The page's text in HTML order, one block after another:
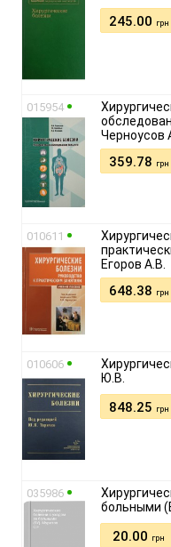
245.00 грн
015954
Черноусов
359.78 грн
010611
Егоров А.В.
648.38 грн
010606
Ю.В.
848.25 грн
035986
больными
20.00 грн